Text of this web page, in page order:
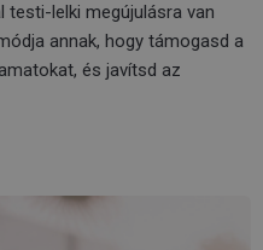
lelki megújulásra van
annak, hogy támogasd a
és javítsd az